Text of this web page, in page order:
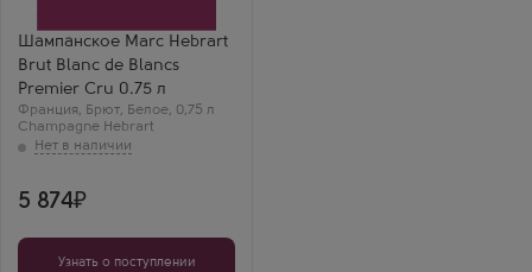
Шампанское Marc Hebrart
Brut Blanc de Blancs
Premier Cru 0.75 л
Франция, Брют, Белое, 0,75 л
Champagne Hebrart
Marc Hebrart
Сорт винограда
Шардоне
Регион
Шампань
Сергей М.
Марк Эбрар Блан де
Блан — изящество
красе. Очень
минеральное, чистое
5 874
Узнать о поступлении